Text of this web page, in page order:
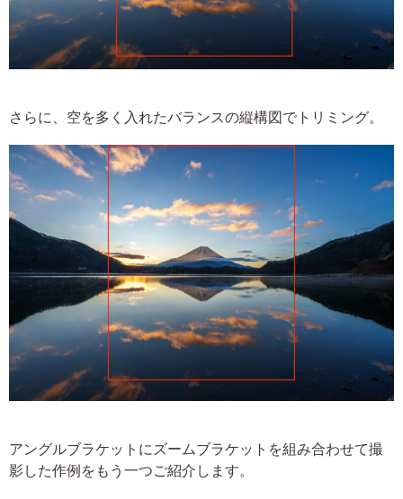
さらに、空を多く入れたバランスの縦構図でトリミング。
アングルブラケットにズームブラケットを組み合わせて撮
影した作例をもう一つご紹介します。